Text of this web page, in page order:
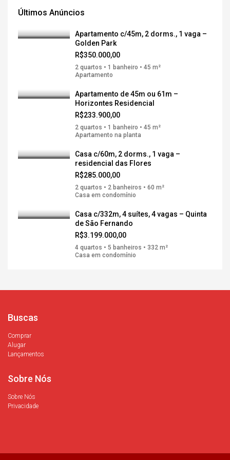
Últimos Anúncios
Apartamento c/45m, 2 dorms., 1 vaga –
Golden Park
R$350.000,00
2 quartos • 1 banheiro • 45 m²
Apartamento
Apartamento de 45m ou 61m –
Horizontes Residencial
R$233.900,00
2 quartos • 1 banheiro • 45 m²
Apartamento na planta
Casa c/60m, 2 dorms., 1 vaga –
residencial das Flores
R$285.000,00
2 quartos • 2 banheiros • 60 m²
Casa em condomínio
Casa c/332m, 4 suítes, 4 vagas – Quinta
de São Fernando
R$3.199.000,00
4 quartos • 5 banheiros • 332 m²
Casa em condomínio
Buscas
Comprar
Alugar
Lançamentos
Sobre Nós
Sobre Nós
Privacidade